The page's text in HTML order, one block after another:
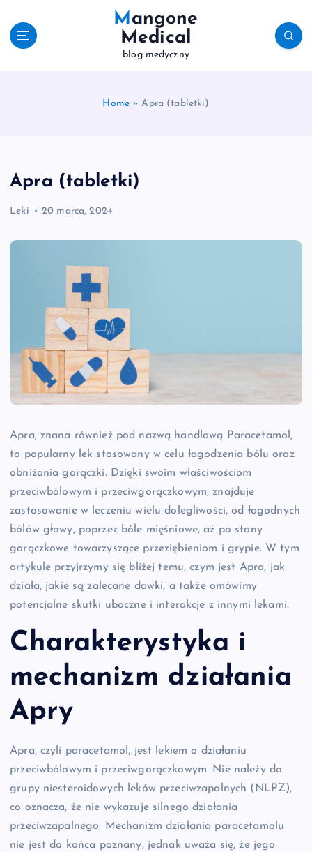
Mangone
Medical
blog medyczny
Home »Apra (tabletki)
Apra (tabletki)
Leki 20 marca, 2024
Apra, znana również pod nazwą handlową Paracetamol,
to popularny lek stosowany w celu łagodzenia bólu oraz
obniżania gorączki. Dzięki swoim właściwościom
przeciwbólowym i przeciwgorączkowym, znajduje
zastosowanie w leczeniu wielu dolegliwości, od łagodnych
bólów głowy, poprzez bóle mięśniowe, aż po stany
gorączkowe towarzyszące przeziębieniom i grypie. W tym
artykule przyjrzymy się bliżej temu, czym jest Apra, jak
działa, jakie są zalecane dawki, a także omówimy
potencjalne skutki uboczne i interakcje z innymi lekami.
Charakterystyka i
mechanizm działania
Apry
Apra, czyli paracetamol, jest lekiem o działaniu
przeciwbólowym i przeciwgorączkowym. Nie należy do
grupy niesteroidowych leków przeciwzapalnych (NLPZ),
co oznacza, że nie wykazuje silnego działania
przeciwzapalnego. Mechanizm działania paracetamolu
nie jest do końca poznany, jednak uważa się, że jego